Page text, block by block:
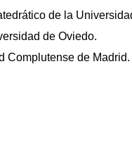
de la
de Oviedo.
Complutense de Madrid.